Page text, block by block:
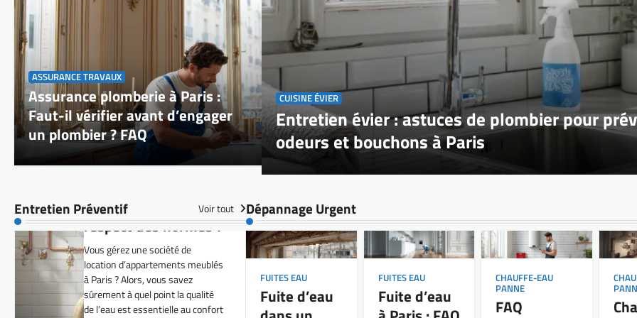
ASSURANCE TRAVAUX
Assurance plomberie à Paris :
Faut-il vérifier avant d’engager
un plombier ? FAQ
Paris : solutions rapides pour
CUISINE ÉVIER
Entretien évier : astuces de plombier pour
odeurs et bouchons à Paris
Dépannage Urgent
FUITES EAU
Fuite d’eau
FUITES EAU
Fuite d’eau
CHAUFFE-EAU
PANNE
FAQ
Entretien Préventif Voir tout
Pression d’eau à
Paris : comment un
plombier garantit le
respect des normes ?
Vous gérez une société de
location d’appartements meublés
de vos locataires. Pourtant, la
pression d’eau, trop souvent
négligée, peut vite devenir une…
CONTRÔLE PRESSION
Vérifier et ajuster la
pression d’eau dans